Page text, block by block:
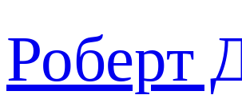
Роберт